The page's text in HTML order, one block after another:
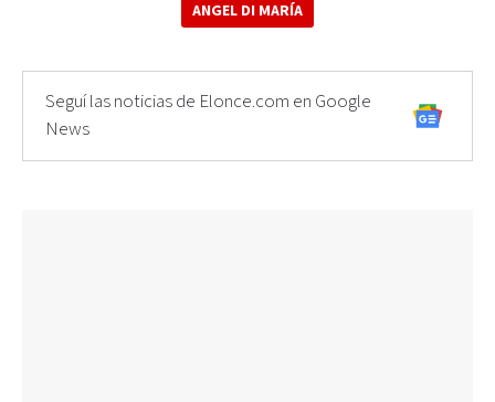
ANGEL DI MARÍA
Seguí las noticias de Elonce.com en Google
News